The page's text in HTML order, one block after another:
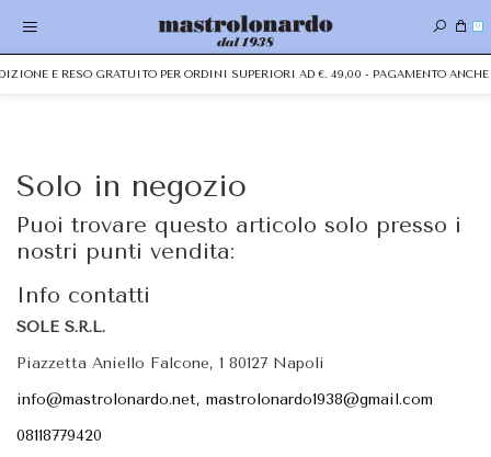
0
E RESO GRATUITO PER ORDINI SUPERIORI AD €. 49,00 - PAGAMENTO ANCHE
Solo in negozio
Puoi trovare questo articolo solo presso i
nostri punti vendita:
Info contatti
SOLE S.R.L.
Piazzetta Aniello Falcone, 1 80127 Napoli
info@mastrolonardo.net, mastrolonardo1938@gmail.com
08118779420